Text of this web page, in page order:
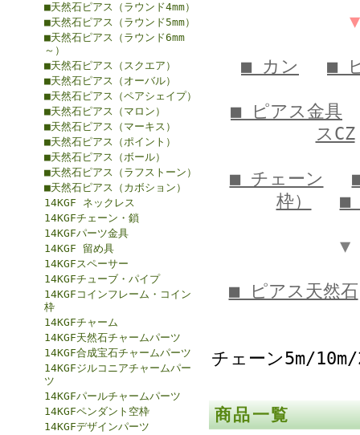
■天然石ピアス（ラウンド4mm）
■天然石ピアス（ラウンド5mm）
■天然石ピアス（ラウンド6mm
～）
■天然石ピアス（スクエア）
■天然石ピアス（オーバル）
■天然石ピアス（ペアシェイプ）
■天然石ピアス（マロン）
■天然石ピアス（マーキス）
■天然石ピアス（ポイント）
■天然石ピアス（ボール）
■天然石ピアス（ラフストーン）
■天然石ピアス（カボション）
14KGF ネックレス
14KGFチェーン・鎖
14KGFパーツ金具
14KGF 留め具
14KGFスペーサー
14KGFチューブ・パイプ
14KGFコインフレーム・コイン
枠
14KGFチャーム
14KGF天然石チャームパーツ
14KGF合成宝石チャームパーツ
14KGFジルコニアチャームパー
ツ
14KGFパールチャームパーツ
14KGFペンダント空枠
14KGFデザインパーツ
■ カン ■
■ ピアス金具
スCZ
■ チェーン
枠）
■
▼
■ ピアス天然石
チェーン5m/
商品一覧